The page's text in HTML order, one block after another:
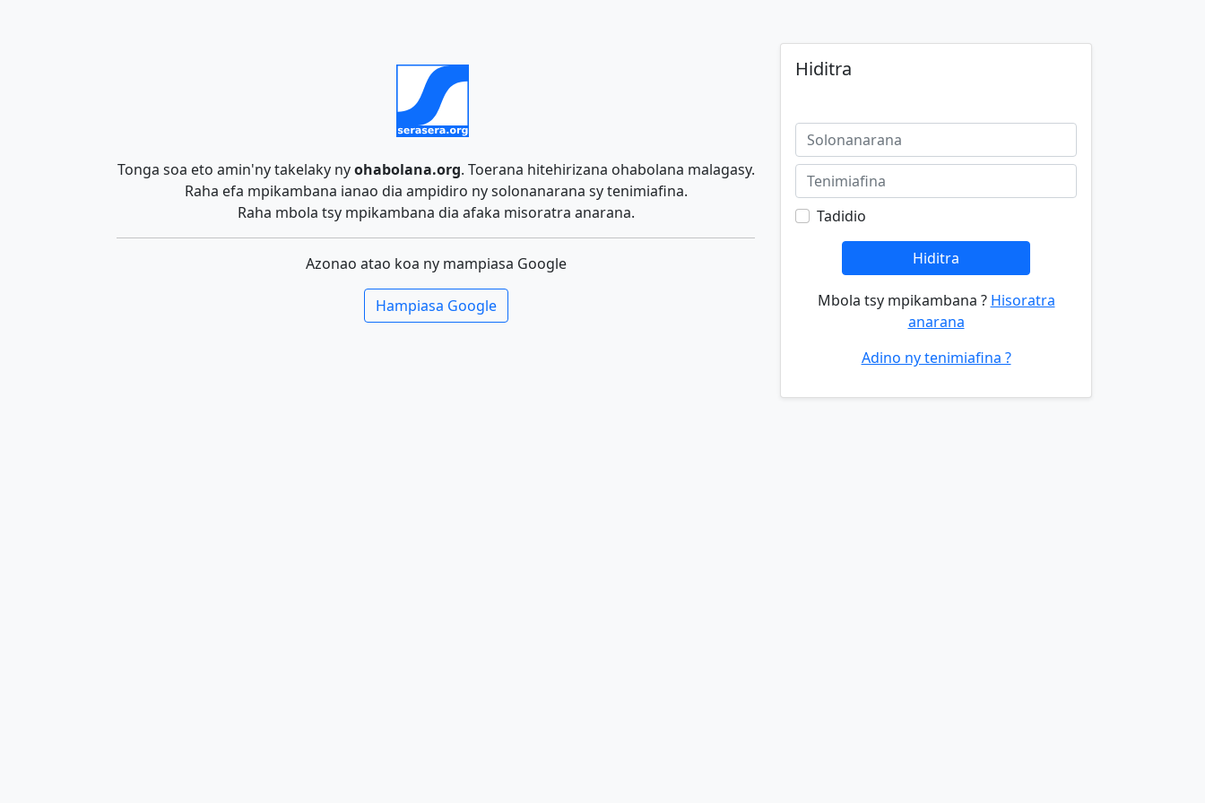
Tonga soa eto amin'ny takelaky nyohabolana.org. Toerana hitehirizana ohabolana malagasy.
Raha efa mpikambana ianao dia ampidiro ny solonanarana sy tenimiafina.
Raha mbola tsy mpikambana dia afaka misoratra anarana.
Azonao atao koa ny mampiasa Google
Hampiasa Google
Hiditra
Tadidio
Hiditra
Mbola tsy mpikambana ? Hisoratra
anarana
Adino ny tenimiafina ?